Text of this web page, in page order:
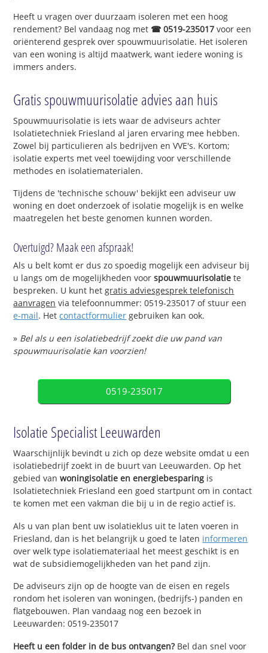
Heeft u vragen over duurzaam isoleren met een hoog
rendement? Bel vandaag nog met ☎ 0519-235017 voor een
oriënterend gesprek over spouwmuurisolatie. Het isoleren
van een woning is altijd maatwerk, want iedere woning is
immers anders.
Gratis spouwmuurisolatie advies aan huis
Spouwmuurisolatie is iets waar de adviseurs achter
Isolatietechniek Friesland al jaren ervaring mee hebben.
Zowel bij particulieren als bedrijven en VVE's. Kortom;
isolatie experts met veel toewijding voor verschillende
methodes en isolatiematerialen.
Tijdens de 'technische schouw' bekijkt een adviseur uw
woning en doet onderzoek of isolatie mogelijk is en welke
maatregelen het beste genomen kunnen worden.
Overtuigd? Maak een afspraak!
Als u belt komt er dus zo spoedig mogelijk een adviseur bij
u langs om de mogelijkheden voorspouwmuurisolatie te
bespreken. U kunt hetgratis adviesgesprek telefonisch
aanvragen via telefoonnummer: 0519-235017 of stuur een
e-mail. Hetcontactformulier gebruiken kan ook.
» Bel als u een isolatiebedrijf zoekt die uw pand van
spouwmuurisolatie kan voorzien!
0519-235017
Isolatie Specialist Leeuwarden
Waarschijnlijk bevindt u zich op deze website omdat u een
isolatiebedrijf zoekt in de buurt van Leeuwarden. Op het
gebied vanwoningisolatie en energiebesparing is
Isolatietechniek Friesland een goed startpunt om in contact
te komen met een vakman die bij u in de regio actief is.
Als u van plan bent uw isolatieklus uit te laten voeren in
Friesland, dan is het belangrijk u goed te laten informeren
over welk type isolatiemateriaal het meest geschikt is en
wat de subsidiemogelijkheden van het pand zijn.
De adviseurs zijn op de hoogte van de eisen en regels
rondom het isoleren van woningen, (bedrijfs-) panden en
flatgebouwen. Plan vandaag nog een bezoek in
Leeuwarden: 0519-235017
Heeft u een folder in de bus ontvangen?Bel dan snel voor